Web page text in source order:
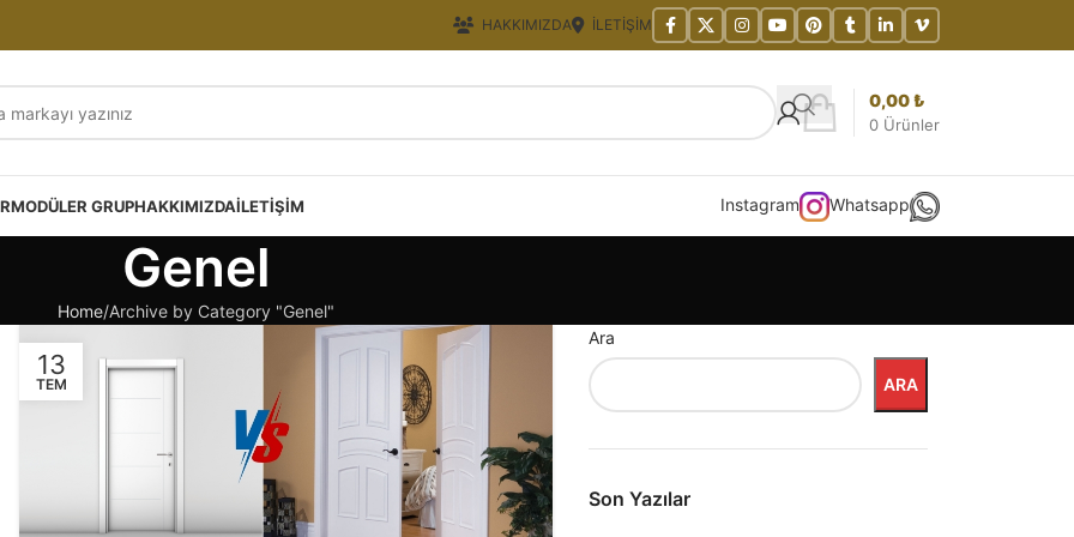
HAKKIMIZDA İLETIŞIM
0 Ürünler
0,00₺
MODÜLER GRUPHAKKIMIZDAİLETIŞIM Instagram Whatsapp
Genel
Home Archive by Category "Genel"
13
TEM
Ara
ARA
Son Yazılar